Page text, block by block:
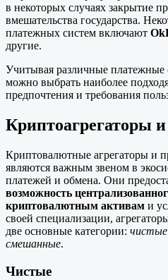
в некоторых случаях закрытие
вмешательства государства.
платежных систем включают
другие.
Учитывая различные
можно выбрать наиболее
предпочтения и требования
Криптоагрегаторы
Криптовалютные агрегаторы и
являются важным звеном в
платежей и обмена. Они
возможность
криптовалютным активам и
своей специализации,
две основные категории:
смешанные.
Чистые